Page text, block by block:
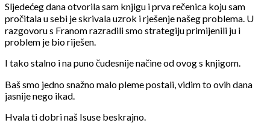
Sljedećeg dana otvorila sam knjigu i prva rečenica koju sam
pročitala u sebi je skrivala uzrok i rješenje našeg problema. U
razgovoru s Franom razradili smo strategiju primijenili ju i
problem je bio riješen.
I tako stalno i na puno čudesnije načine od ovog s knjigom.
Baš smo jedno snažno malo pleme postali, vidim to ovih dana
jasnije nego ikad.
Hvala ti dobri naš Isuse beskrajno.